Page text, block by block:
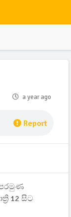
a year ago
Report
12 සිට